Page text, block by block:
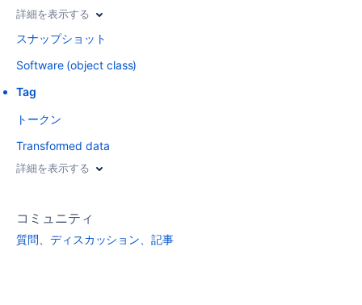
詳細を表示する
スナップショット
Software (object class)
Tag
トークン
Transformed data
詳細を表示する
コミュニティ
質問、ディスカッション、記事